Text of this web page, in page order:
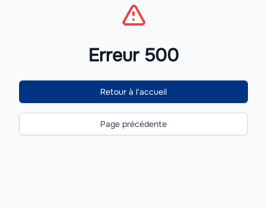
Erreur 500
Retour à l'accueil
Page précédente